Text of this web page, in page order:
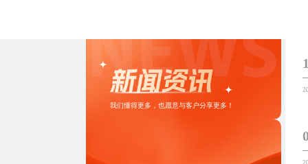
我们懂得更多，也愿意与客户分享更多！